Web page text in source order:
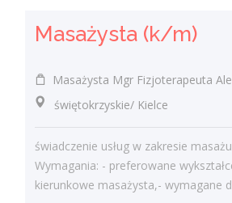
Masażysta (k/m)
Masażysta Mgr Fizjoterapeuta
świętokrzyskie/ Kielce
świadczenie usług w zakresie
Wymagania: - preferowane
kierunkowe masażysta,- wymagane